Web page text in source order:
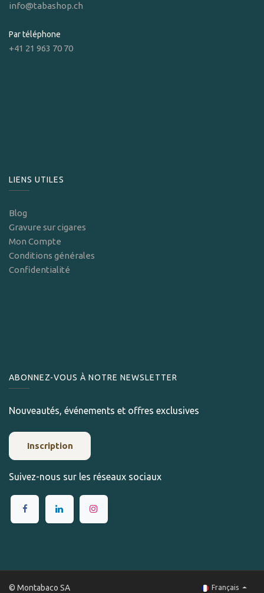
info@tabashop.ch
Par téléphone
+41 21 963 70 70
LIENS UTILES
Blog
Gravure sur cigares
Mon Compte
Conditions générales
Confidentialité
ABONNEZ-VOUS À NOTRE NEWSLETTER
Nouveautés, événements et offres exclusives
Inscription
Suivez-nous sur les réseaux sociaux
© Montabaco SA Français